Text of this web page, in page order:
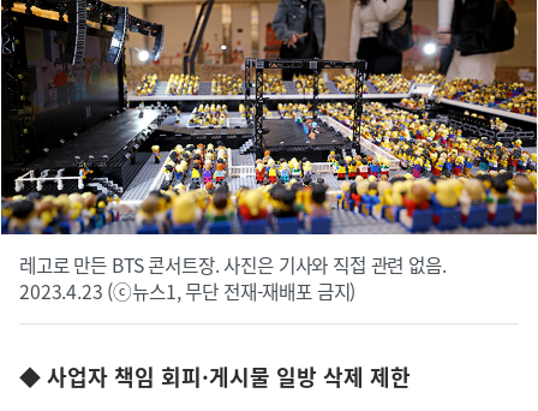
레고로 만든 BTS 콘서트장. 사진은 기사와 직접 관련 없음.
2023.4.23 (ⓒ뉴스1, 무단 전재-재배포 금지)
◆ 사업자 책임 회피·게시물 일방 삭제 제한